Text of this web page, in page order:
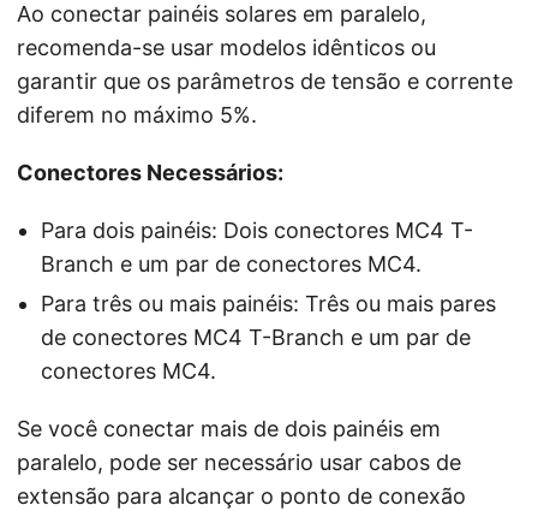
Ao conectar painéis solares em paralelo,
recomenda-se usar modelos idênticos ou
garantir que os parâmetros de tensão e corrente
diferem no máximo 5%.
Conectores Necessários:
Para dois painéis: Dois conectores MC4 T-
Branch e um par de conectores MC4.
Para três ou mais painéis: Três ou mais pares
de conectores MC4 T-Branch e um par de
conectores MC4.
Se você conectar mais de dois painéis em
paralelo, pode ser necessário usar cabos de
extensão para alcançar o ponto de conexão